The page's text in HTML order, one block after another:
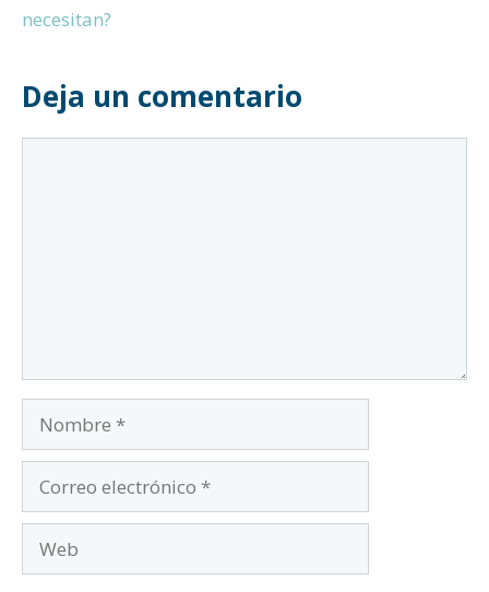
necesitan?
Deja un comentario
Nombre
Correo
Web